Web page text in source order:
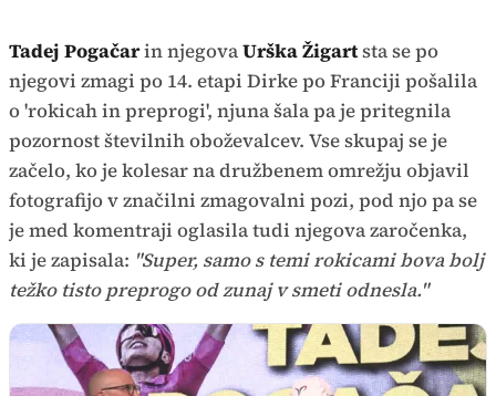
Tadej Pogačarin njegovaUrška Žigartsta se po
njegovi zmagi po 14. etapi Dirke po Franciji pošalila
o 'rokicah in preprogi', njuna šala pa je pritegnila
pozornost številnih oboževalcev. Vse skupaj se je
začelo, ko je kolesar na družbenem omrežju objavil
fotografijo v značilni zmagovalni pozi, pod njo pa se
je med komentraji oglasila tudi njegova zaročenka,
ki je zapisala: "Super, samo s temi rokicami bova bolj
težko tisto preprogo od zunaj v smeti odnesla."